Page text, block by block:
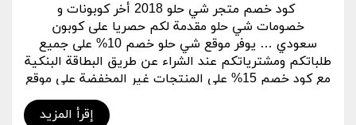
إقرأ المزيد
كود خصم متجر شي حلو 2018 أخر كوبونات و
خصومات شي حلو مقدمة لكم حصريا على كوبون
سعودي … يوفر موقع شي حلو خصم 10% على جميع
طلباتكم ومشترياتكم عند الشراء عن طريق البطاقة البنكية
مع كود خصم 15% على المنتجات غير المخفضة على موقع